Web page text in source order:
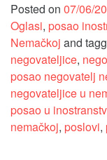
Posted on 07/06/
Oglasi, posao
Nemačkoj and
negovateljice,
posao negovatelj
negovateljice u
posao u
nemačkoj, poslovi,